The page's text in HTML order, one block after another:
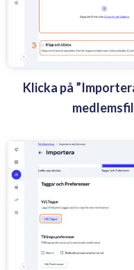
Klicka på